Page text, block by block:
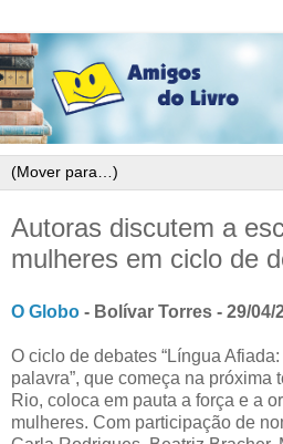
Autoras discutem a
mulheres em ciclo de
O Globo - Bolívar Torres - 29/04/
O ciclo de debates “Língua
palavra”, que começa na próxima
Rio, coloca em pauta a força e a
mulheres. Com participação de